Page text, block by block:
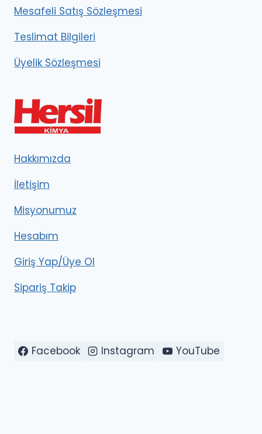
Mesafeli Satış Sözleşmesi
Teslimat Bilgileri
Üyelik Sözleşmesi
Hakkımızda
İletişim
Misyonumuz
Hesabım
Giriş Yap/Üye Ol
Sipariş Takip
Facebook Instagram YouTube